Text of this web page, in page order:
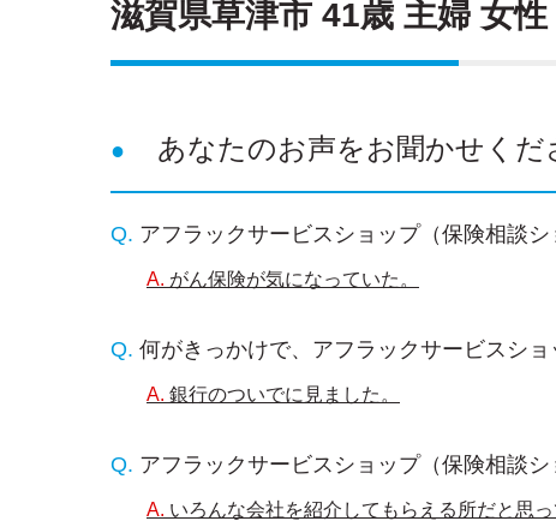
滋賀県草津市 41歳 主婦 女性
あなたのお声をお聞かせくだ
アフラックサービスショップ（保険相談
がん保険が気になっていた。
何がきっかけで、アフラックサービスシ
銀行のついでに見ました。
アフラックサービスショップ（保険相談
いろんな会社を紹介してもらえる所だと思っ